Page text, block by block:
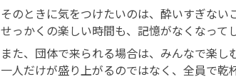
そのときに気をつけたいのは、酔いすぎない
せっかくの楽しい時間も、記憶がなくなって
また、団体で来られる場合は、みんなで楽し
一人だけが盛り上がるのではなく、全員で乾